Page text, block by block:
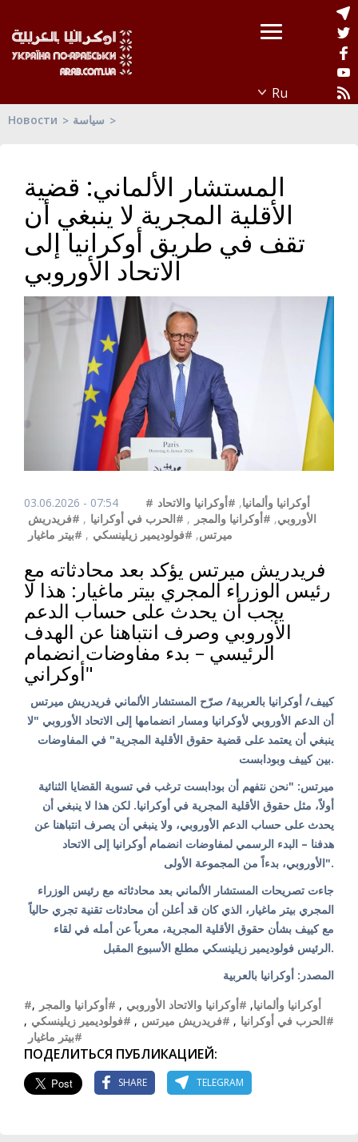
Новости سياسة
المستشار الألماني: قضية
الأقلية المجرية لا ينبغي أن
تقف في طريق أوكرانيا إلى
الاتحاد الأوروبي
03.06.2026 - 07:54 #أوكرانيا وألمانيا, #أوكرانيا والاتحاد
الأوروبي, #أوكرانيا والمجر , #الحرب في أوكرانيا , #فريدريش
ميرتس, #فولوديمير زيلينسكي , #بيتر ماغيار
فريدريش ميرتس يؤكد بعد محادثاته مع
رئيس الوزراء المجري بيتر ماغيار: هذا لا
يجب أن يحدث على حساب الدعم
الأوروبي وصرف انتباهنا عن الهدف
الرئيسي – بدء مفاوضات انضمام
أوكراني"
كييف/ أوكرانيا بالعربية/ صرّح المستشار الألماني فريدريش ميرتس
أن الدعم الأوروبي لأوكرانيا ومسار انضمامها إلى الاتحاد الأوروبي "لا
ينبغي أن يعتمد على قضية حقوق الأقلية المجرية" في المفاوضات
بين كييف وبودابست.
ميرتس: "نحن نتفهم أن بودابست ترغب في تسوية القضايا الثنائية
أولاً، مثل حقوق الأقلية المجرية في أوكرانيا. لكن هذا لا ينبغي أن
يحدث على حساب الدعم الأوروبي، ولا ينبغي أن يصرف انتباهنا عن
هدفنا – البدء الرسمي لمفاوضات انضمام أوكرانيا إلى الاتحاد
الأوروبي، بدءاً من المجموعة الأولى".
جاءت تصريحات المستشار الألماني بعد محادثاته مع رئيس الوزراء
المجري بيتر ماغيار، الذي كان قد أعلن أن محادثات تقنية تجري حالياً
مع كييف بشأن حقوق الأقلية المجرية، معرباً عن أمله في لقاء
الرئيس فولوديمير زيلينسكي مطلع الأسبوع المقبل.
المصدر: أوكرانيا بالعربية
#أوكرانيا وألمانيا, #أوكرانيا والاتحاد الأوروبي , #أوكرانيا والمجر ,
#الحرب في أوكرانيا , #فريدريش ميرتس , #فولوديمير زيلينسكي ,
#بيتر ماغيار
ПОДЕЛИТЬСЯ ПУБЛИКАЦИЕЙ:
SHARE TELEGRAM